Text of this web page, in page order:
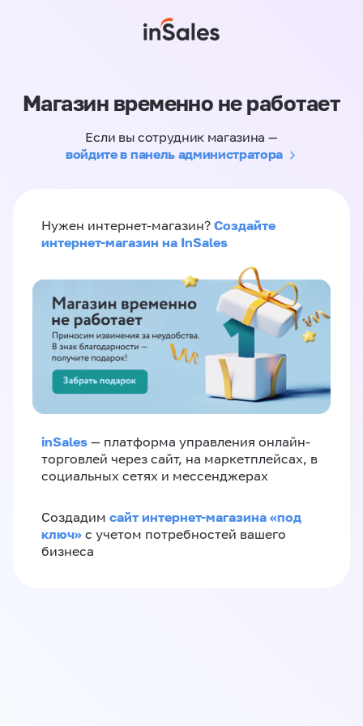
Магазин временно не работает
Если вы сотрудник магазина —
войдите в панель администратора
Нужен интернет-магазин? Создайте
интернет-магазин на InSales
inSales — платформа управления онлайн-
торговлей через сайт, на маркетплейсах, в
социальных сетях и мессенджерах
Создадим сайт интернет-магазина «под
ключ» с учетом потребностей вашего
бизнеса